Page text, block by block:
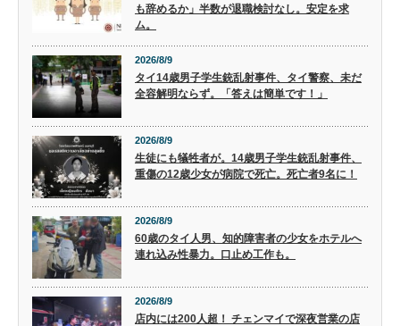
も辞めるか」半数が退職検討なし。安定を求
ム。
2026/8/9
タイ14歳男子学生銃乱射事件、タイ警察、未だ
全容解明ならず。「答えは簡単です！」
2026/8/9
生徒にも犠牲者が。14歳男子学生銃乱射事件、
重傷の12歳少女が病院で死亡。死亡者9名に！
2026/8/9
60歳のタイ人男、知的障害者の少女をホテルへ
連れ込み性暴力。口止め工作も。
2026/8/9
店内には200人超！ チェンマイで深夜営業の店